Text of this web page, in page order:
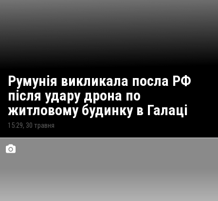
Румунія викликала посла РФ
після удару дрона по
житловому будинку в Галаці
15:29, 30 травня